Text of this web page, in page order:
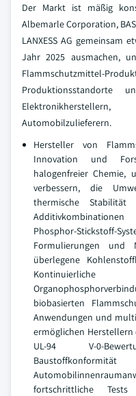
Der Markt ist mäßig
Albemarle Corporation,
LANXESS AG gemeinsam
Jahr 2025 ausmachen,
Flammschutzmittel-
Produktionsstandorte
Automobilzulieferern.
Hersteller von
Innovation und
halogenfreier Chemie,
verbessern, die
thermische
Phosphor-
Formulierungen und
überlegene
biobasierten
Anwendungen und
ermöglichen
UL-94 V-0-
fortschrittliche Tests